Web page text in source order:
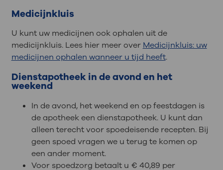
Medicijnkluis
U kunt uw medicijnen ook ophalen uit de
medicijnkluis. Lees hier meer overMedicijnkluis: uw
medicijnen ophalen wanneer u tijd heeft.
Dienstapotheek in de avond en het
weekend
In de avond, het weekend en op feestdagen is
de apotheek een dienstapotheek. U kunt dan
alleen terecht voor spoedeisende recepten. Bij
geen spoed vragen we u terug te komen op
een ander moment.
Voor spoedzorg betaalt u € 40,89 per